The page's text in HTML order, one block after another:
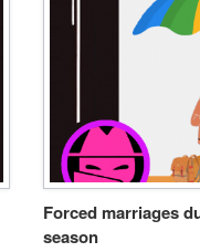
Forced marriages
season